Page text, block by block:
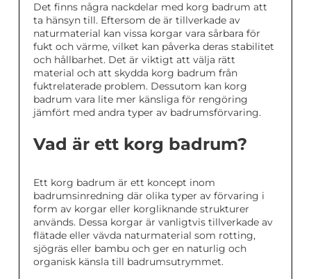
Det finns några nackdelar med korg badrum att
ta hänsyn till. Eftersom de är tillverkade av
naturmaterial kan vissa korgar vara sårbara för
fukt och värme, vilket kan påverka deras stabilitet
och hållbarhet. Det är viktigt att välja rätt
material och att skydda korg badrum från
fuktrelaterade problem. Dessutom kan korg
badrum vara lite mer känsliga för rengöring
jämfört med andra typer av badrumsförvaring.
Vad är ett korg badrum?
Ett korg badrum är ett koncept inom
badrumsinredning där olika typer av förvaring i
form av korgar eller korgliknande strukturer
används. Dessa korgar är vanligtvis tillverkade av
flätade eller vävda naturmaterial som rotting,
sjögräs eller bambu och ger en naturlig och
organisk känsla till badrumsutrymmet.